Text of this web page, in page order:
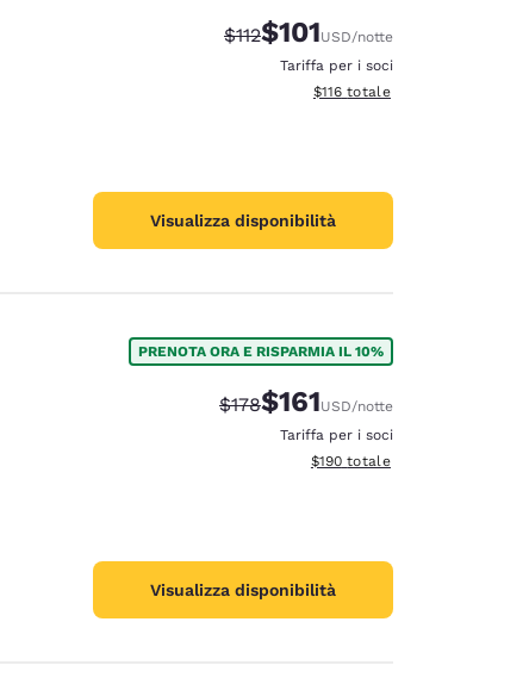
Tariffa di barratura:
$112Tariffa scontata:
$101USD/notte
Tariffa per i soci
Visualizza i dettagli totali
$116 totale
Visualizza disponibilità
PRENOTA ORA E RISPARMIA IL 10%
Tariffa di barratura:
$178Tariffa scontata:
$161USD/notte
Tariffa per i soci
Visualizza i dettagli totali
$190 totale
Visualizza disponibilità